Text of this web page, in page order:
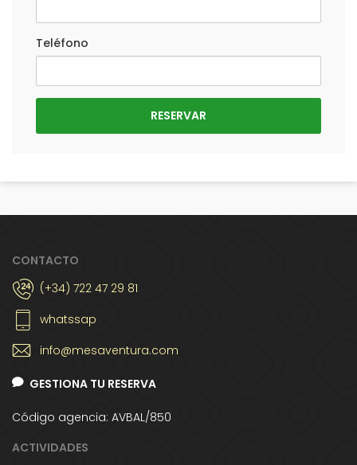
Teléfono
CONTACTO
(+34) 722 47 29 81
whatssap
info@mesaventura.com
GESTIONA TU RESERVA
Código agencia: AVBAL/850
ACTIVIDADES